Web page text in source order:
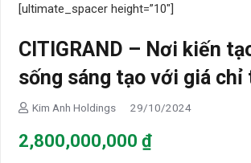
[ultimate_spacer height=”10″]
CITIGRAND – Nơi kiến
sống sáng tạo với giá chỉ
Kim Anh Holdings 29/10/2024
2,800,000,000 ₫